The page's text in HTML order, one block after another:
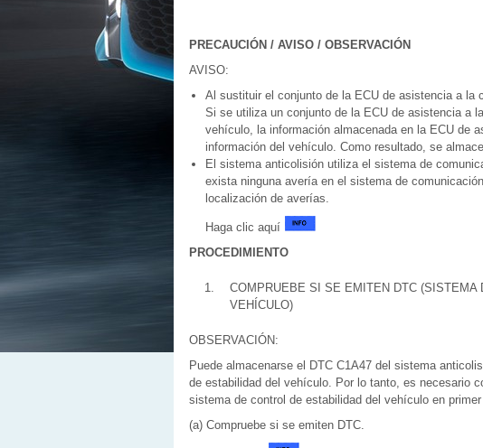
PRECAUCIÓN / AVISO / OBSERVACIÓN
AVISO:
Al sustituir el conjunto de la ECU de asistencia a la
Si se utiliza un conjunto de la ECU de asistencia a
vehículo, la información almacenada en la ECU de
información del vehículo. Como resultado, se
El sistema anticolisión utiliza el sistema de
exista ninguna avería en el sistema de
localización de averías.
Haga clic aquí
PROCEDIMIENTO
1.
COMPRUEBE SI SE EMITEN DTC (SISTEMA
VEHÍCULO)
OBSERVACIÓN:
Puede almacenarse el DTC C1A47 del sistema
de estabilidad del vehículo. Por lo tanto, es necesario
sistema de control de estabilidad del vehículo en primer
(a) Compruebe si se emiten DTC.